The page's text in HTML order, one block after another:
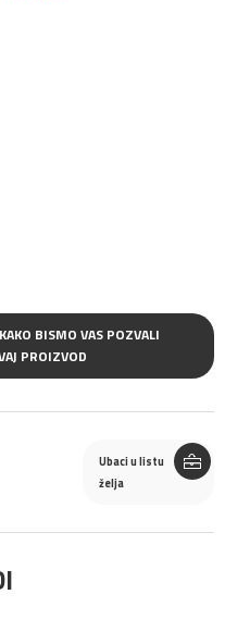
BISMO VAS POZVALI
CENU ZA OVAJ PROIZVOD
Ubaci u listu
želja